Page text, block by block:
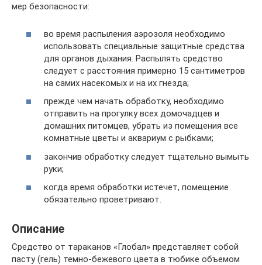
мер безопасности:
во время распыления аэрозоля необходимо
использовать специальные защитные средства
для органов дыхания. Распылять средство
следует с расстояния примерно 15 сантиметров
на самих насекомых и на их гнезда;
прежде чем начать обработку, необходимо
отправить на прогулку всех домочадцев и
домашних питомцев, убрать из помещения все
комнатные цветы и аквариум с рыбками;
закончив обработку следует тщательно вымыть
руки;
когда время обработки истечет, помещение
обязательно проветривают.
Описание
Средство от тараканов «Глобал» представляет собой
пасту (гель) темно-бежевого цвета в тюбике объемом